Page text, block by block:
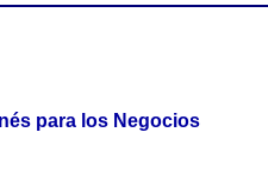
para los Negocios